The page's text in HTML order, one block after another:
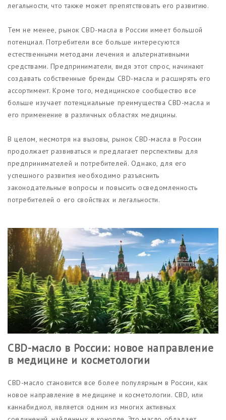
легальности, что также может препятствовать его развитию.
Тем не менее, рынок CBD-масла в России имеет большой
потенциал. Потребители все больше интересуются
естественными методами лечения и альтернативными
средствами. Предприниматели, видя этот спрос, начинают
создавать собственные бренды CBD-масла и расширять его
ассортимент. Кроме того, медицинское сообщество все
больше изучает потенциальные преимущества CBD-масла и
его применение в различных областях медицины.
В целом, несмотря на вызовы, рынок CBD-масла в России
продолжает развиваться и предлагает перспективы для
предпринимателей и потребителей. Однако, для его
успешного развития необходимо разъяснить
законодательные вопросы и повысить осведомленность
потребителей о его свойствах и легальности.
CBD-масло в России: новое направление
в медицине и косметологии
CBD-масло становится все более популярным в России, как
новое направление в медицине и косметологии. CBD, или
каннабидиол, является одним из многих активных